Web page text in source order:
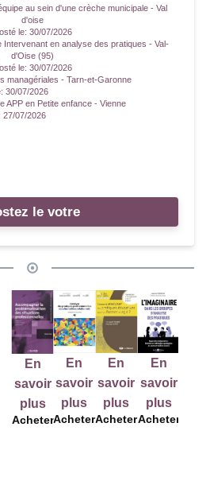
au sein d'une crèche municipale - Val
d'oise
le: 30/07/2026
en analyse des pratiques - Val-
d'Oise (95)
le: 30/07/2026
managériales - Tarn-et-Garonne
30/07/2026
APP en Petite enfance - Vienne
27/07/2026
le votre
En
savoir
plus
Acheter
En
savoir
plus
Acheter
En
savoir
plus
Acheter
En
savoir
plus
Acheter